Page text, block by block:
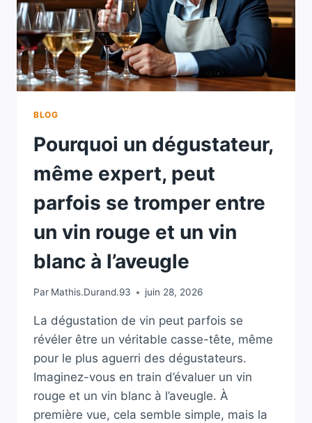
BLOG
Pourquoi un dégustateur,
même expert, peut
parfois se tromper entre
un vin rouge et un vin
blanc à l’aveugle
Par Mathis.Durand.93 juin 28, 2026
La dégustation de vin peut parfois se
révéler être un véritable casse-tête, même
pour le plus aguerri des dégustateurs.
Imaginez-vous en train d’évaluer un vin
rouge et un vin blanc à l’aveugle. À
première vue, cela semble simple, mais la